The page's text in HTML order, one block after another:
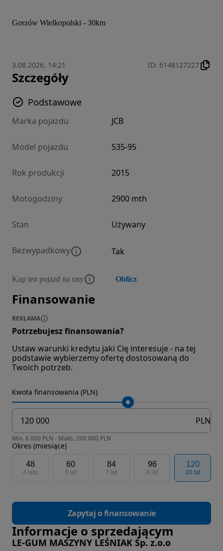
Gorzów Wielkopolski - 30km
3.08.2026, 14:21 ID: 6148127227
Szczegóły
Podstawowe
Marka pojazdu JCB
Model pojazdu 535-95
Rok produkcji 2015
Motogodziny 2900 mth
Stan Używany
Bezwypadkowy Tak
Kup ten pojazd na raty Oblicz
Finansowanie
REKLAMA
Potrzebujesz finansowania?
Ustaw warunki kredytu jaki Cię interesuje - na tej
podstawie wybierzemy ofertę dostosowaną do
Twoich potrzeb.
Kwota finansowania (PLN)
PLN
Min. 6 000 PLN - Maks. 200 000 PLN
Okres (miesiące)
48
4 lata
60
5 lat
84
7 lat
96
8 lat
120
10 lat
Zapytaj o finansowanie
Informacje o sprzedającym
LE-GUM MASZYNY LEŚNIAK Sp. z.o.o